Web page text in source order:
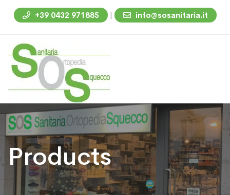
+39 0432 971885 | info@sosanitaria.it
Products